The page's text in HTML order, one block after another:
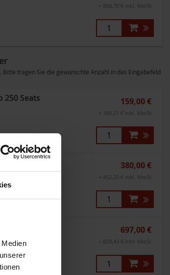
= 868,70 € inkl. MwSt
tragen Sie die gewünschte Anzahl in das Eingabefeld
250 Seats 159,00 €
= 189,21 € inkl. MwSt
Seats 380,00 €
= 452,20 € inkl. MwSt
Seats 697,00 €
= 829,43 € inkl. MwSt